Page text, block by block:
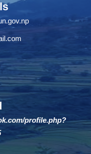
profile.php?